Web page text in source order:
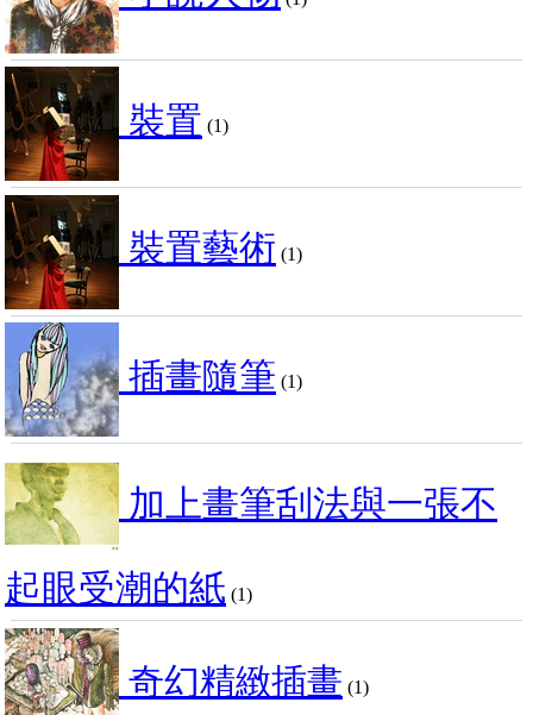
裝置 (1)
裝置藝術 (1)
插畫隨筆 (1)
加上畫筆刮法與一張不
起眼受潮的紙 (1)
奇幻精緻插畫 (1)